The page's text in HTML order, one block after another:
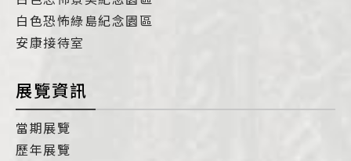
白色恐怖綠島紀念園區
安康接待室
展覽資訊
當期展覽
歷年展覽